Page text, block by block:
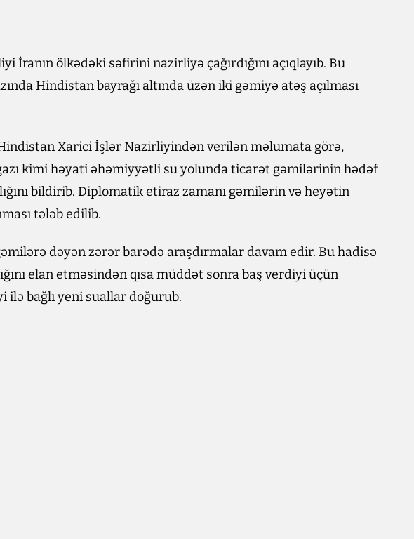
ölkədəki səfirini nazirliyə çağırdığını açıqlayıb. Bu
Hindistan bayrağı altında üzən iki gəmiyə atəş açılması
Xarici İşlər Nazirliyindən verilən məlumata görə,
kimi həyati əhəmiyyətli su yolunda ticarət gəmilərinin hədəf
bildirib. Diplomatik etiraz zamanı gəmilərin və heyətin
tələb edilib.
dəyən zərər barədə araşdırmalar davam edir. Bu hadisə
elan etməsindən qısa müddət sonra baş verdiyi üçün
bağlı yeni suallar doğurub.